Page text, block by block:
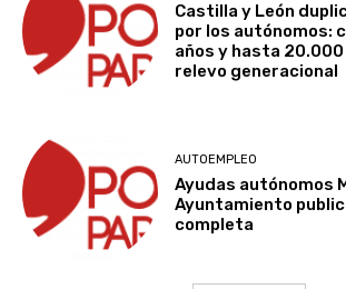
Castilla y León
por los autónomos:
años y hasta
relevo generacional
AUTOEMPLEO
Ayudas autónomos
Ayuntamiento
completa